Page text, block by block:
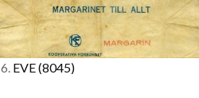
6.EVE(8045)